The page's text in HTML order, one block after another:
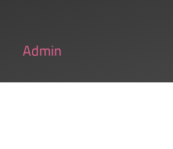
Admin